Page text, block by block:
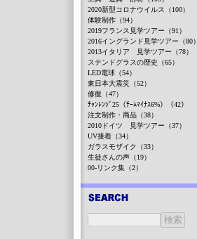
2020新型コロナウイルス（100）
体験制作（94）
2019フランス見学ツアー（91）
2016イングランド見学ツアー（80）
2013イタリア 見学ツアー（78）
ステンドグラスの歴史（65）
LED電球（54）
東日本大震災（52）
修復（47）
ﾁｬﾝﾚﾝｼﾞ25（ﾁｰﾑﾏｲﾅｽ6%）（42）
注文制作・商品（38）
2010ドイツ 見学ツアー（37）
UV接着（34）
ガラスモザイク（33）
生徒さんの声（19）
00-リンク集（2）